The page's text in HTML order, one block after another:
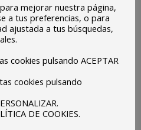
mejorar nuestra página,
a tus preferencias, o para
ajustada a tus búsquedas,
cookies pulsando ACEPTAR
cookies pulsando
DE COOKIES.